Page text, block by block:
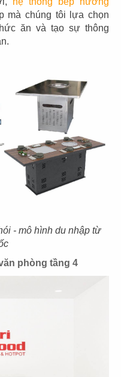
mà chúng tôi lựa chọn
ăn và tạo sự thông
- mô hình du nhập từ
phòng tầng 4
BẮC KIM THANG
Thiso Mall Sala
TUM THAI
Vincom Quang Trung